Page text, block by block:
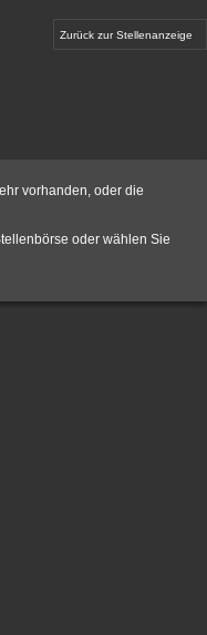
Zurück zur Stellenanzeige
vorhanden, oder die
oder wählen Sie